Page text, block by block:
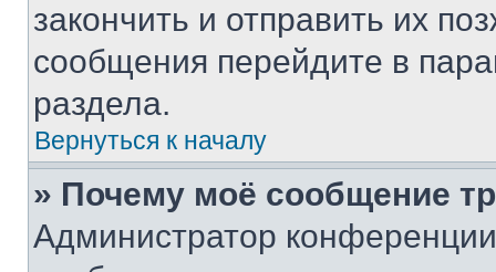
закончить и отправить их
сообщения перейдите в
раздела.
Вернуться к началу
» Почему моё сообщение
Администратор